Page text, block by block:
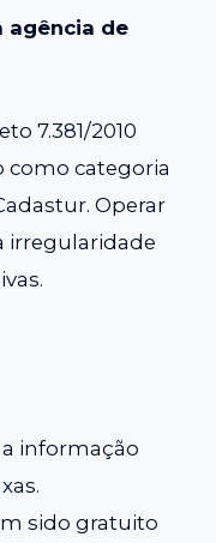
agência de
7.381/2010
como categoria
Operar
irregularidade
informação
sido gratuito